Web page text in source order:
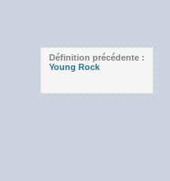
Définition précédente :
Young Rock